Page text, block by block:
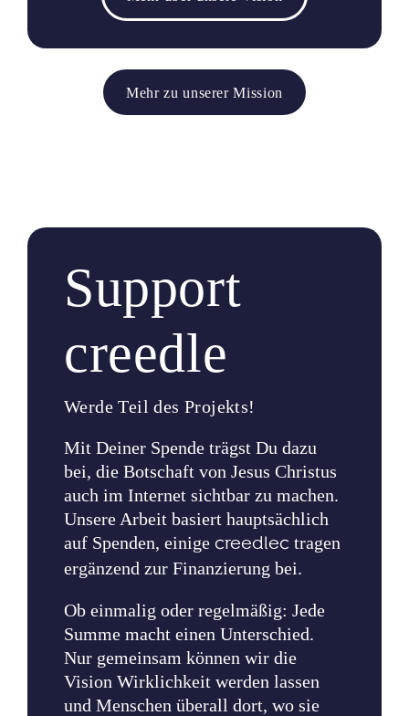
Mehr zu unserer Mission
Support
creedle
Werde Teil des Projekts!
Mit Deiner Spende trägst Du dazu
bei, die Botschaft von Jesus Christus
auch im Internet sichtbar zu machen.
Unsere Arbeit basiert hauptsächlich
auf Spenden, einige creedlec tragen
ergänzend zur Finanzierung bei.
Ob einmalig oder regelmäßig: Jede
Summe macht einen Unterschied.
Nur gemeinsam können wir die
Vision Wirklichkeit werden lassen
und Menschen überall dort, wo sie